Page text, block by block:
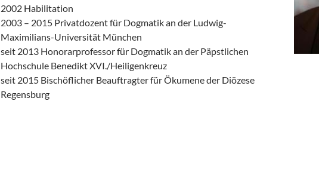
2002 Habilitation
2003 – 2015 Privatdozent für Dogmatik an der Ludwig-
Maximilians-Universität München
seit 2013 Honorarprofessor für Dogmatik an der Päpstlichen
Hochschule Benedikt XVI./Heiligenkreuz
seit 2015 Bischöflicher Beauftragter für Ökumene der Diözese
Regensburg